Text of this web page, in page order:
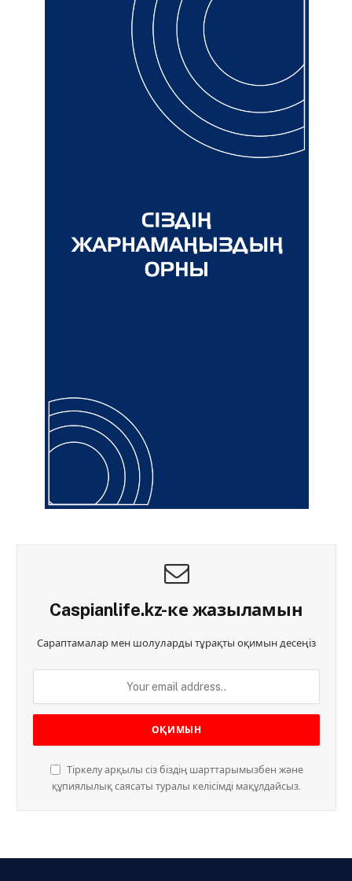
Caspianlife.kz-ке жазыламын
Сараптамалар мен шолуларды тұрақты оқимын десеңіз
Тіркелу арқылы сіз біздің шарттарымызбен және
құпиялылық саясаты туралы келісімді мақұлдайсыз.